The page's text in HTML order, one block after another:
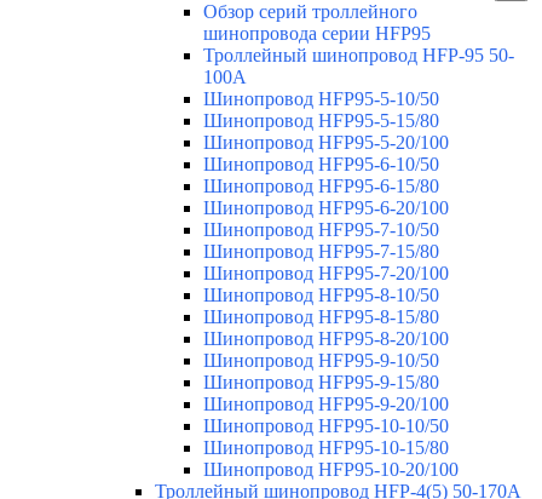
Обзор серий троллейного
шинопровода серии HFP95
Троллейный шинопровод HFP-95 50-
100А
Шинопровод HFP95-5-10/50
Шинопровод HFP95-5-15/80
Шинопровод HFP95-5-20/100
Шинопровод HFP95-6-10/50
Шинопровод HFP95-6-15/80
Шинопровод HFP95-6-20/100
Шинопровод HFP95-7-10/50
Шинопровод HFP95-7-15/80
Шинопровод HFP95-7-20/100
Шинопровод HFP95-8-10/50
Шинопровод HFP95-8-15/80
Шинопровод HFP95-8-20/100
Шинопровод HFP95-9-10/50
Шинопровод HFP95-9-15/80
Шинопровод HFP95-9-20/100
Шинопровод HFP95-10-10/50
Шинопровод HFP95-10-15/80
Шинопровод HFP95-10-20/100
Троллейный шинопровод HFP-4(5) 50-170A